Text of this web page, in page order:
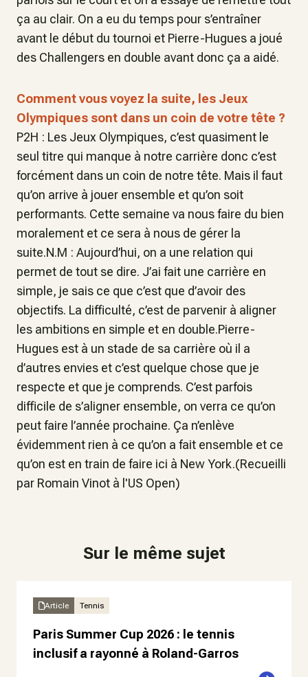
ça au clair. On a eu du temps pour s’entraîner
avant le début du tournoi et Pierre-Hugues a joué
des Challengers en double avant donc ça a aidé.
Comment vous voyez la suite, les Jeux
Olympiques sont dans un coin de votre tête ?
P2H : Les Jeux Olympiques, c’est quasiment le
seul titre qui manque à notre carrière donc c’est
forcément dans un coin de notre tête. Mais il faut
qu’on arrive à jouer ensemble et qu’on soit
performants. Cette semaine va nous faire du bien
moralement et ce sera à nous de gérer la
suite.N.M : Aujourd’hui, on a une relation qui
permet de tout se dire. J’ai fait une carrière en
simple, je sais ce que c’est que d’avoir des
objectifs. La difficulté, c’est de parvenir à aligner
les ambitions en simple et en double.Pierre-
Hugues est à un stade de sa carrière où il a
d’autres envies et c’est quelque chose que je
respecte et que je comprends. C’est parfois
difficile de s’aligner ensemble, on verra ce qu’on
peut faire l’année prochaine. Ça n’enlève
évidemment rien à ce qu’on a fait ensemble et ce
qu’on est en train de faire ici à New York.(Recueilli
par Romain Vinot à l'US Open)
Sur le même sujet
Article Tennis
Paris Summer Cup 2026 : le tennis
inclusif a rayonné à Roland-Garros